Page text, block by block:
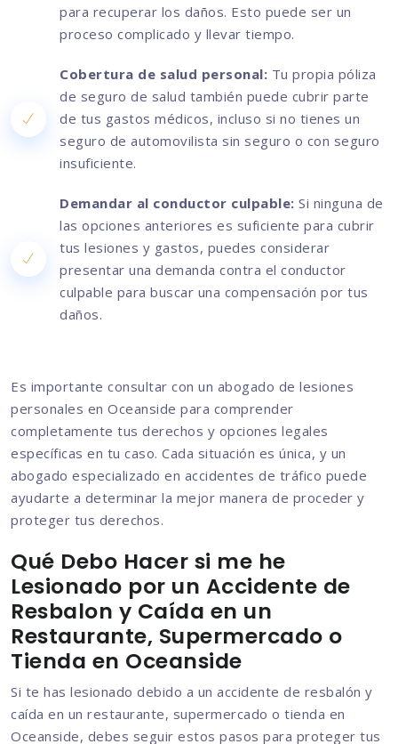
para recuperar los daños. Esto puede ser un
proceso complicado y llevar tiempo.
Cobertura de salud personal: Tu propia póliza
de seguro de salud también puede cubrir parte
de tus gastos médicos, incluso si no tienes un
seguro de automovilista sin seguro o con seguro
insuficiente.
Demandar al conductor culpable: Si ninguna de
las opciones anteriores es suficiente para cubrir
tus lesiones y gastos, puedes considerar
presentar una demanda contra el conductor
culpable para buscar una compensación por tus
daños.
Es importante consultar con un abogado de lesiones
personales en Oceanside para comprender
completamente tus derechos y opciones legales
específicas en tu caso. Cada situación es única, y un
abogado especializado en accidentes de tráfico puede
ayudarte a determinar la mejor manera de proceder y
proteger tus derechos.
Qué Debo Hacer si me he
Lesionado por un Accidente de
Resbalon y Caída en un
Restaurante, Supermercado o
Tienda en Oceanside
Si te has lesionado debido a un accidente de resbalón y
caída en un restaurante, supermercado o tienda en
Oceanside, debes seguir estos pasos para proteger tus